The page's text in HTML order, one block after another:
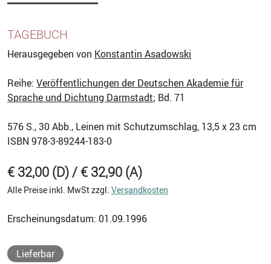
TAGEBUCH
Herausgegeben von Konstantin Asadowski
Reihe: Veröffentlichungen der Deutschen Akademie für
Sprache und Dichtung Darmstadt; Bd. 71
576 S., 30 Abb., Leinen mit Schutzumschlag, 13,5 x 23 cm
ISBN 978-3-89244-183-0
€ 32,00 (D) / € 32,90 (A)
Alle Preise inkl. MwSt zzgl. Versandkosten
Erscheinungsdatum: 01.09.1996
Lieferbar